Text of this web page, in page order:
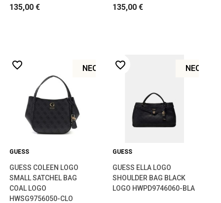
135,00 € 135,00 €
GUESS
GUESS COLEEN LOGO
SMALL SATCHEL BAG
COAL LOGO
HWSG9756050-CLO
ΝΈΟ
favorite_border
GUESS
GUESS ELLA LOGO
SHOULDER BAG BLACK
LOGO HWPD9746060-BLA
ΝΈΟ
favorite_border